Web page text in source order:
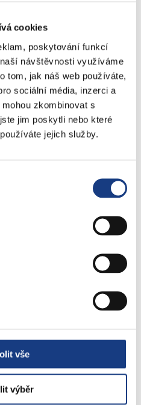
cookies
poskytování funkcí
návštěvnosti využíváme
tom, jak náš web používáte,
sociální média, inzerci a
zkombinovat s
jim poskytli nebo které
jejich služby.
vše
výběr
objektivní odpovědnost
řízení